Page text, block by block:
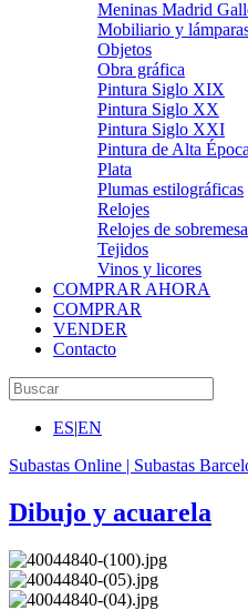
Meninas Madrid
Mobiliario y
Objetos
Obra gráfica
Pintura Siglo XIX
Pintura Siglo XX
Pintura Siglo XXI
Pintura de Alta Época
Plata
Plumas estilográficas
Relojes
Relojes de sobremesa
Tejidos
Vinos y licores
COMPRAR AHORA
COMPRAR
VENDER
Contacto
ES|EN
Subastas Online | Subastas
Dibujo y acuarela